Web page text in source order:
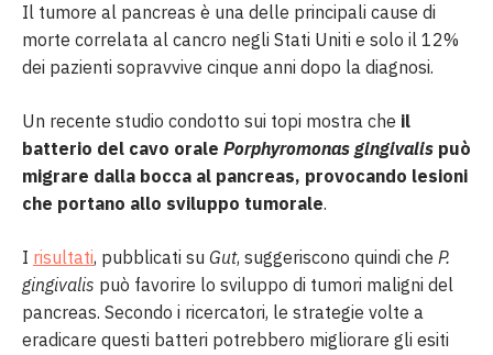
Il tumore al pancreas è una delle principali cause di
morte correlata al cancro negli Stati Uniti e solo il 12%
dei pazienti sopravvive cinque anni dopo la diagnosi.
Un recente studio condotto sui topi mostra che il
batterio del cavo orale Porphyromonas gingivalis può
migrare dalla bocca al pancreas, provocando lesioni
che portano allo sviluppo tumorale.
I risultati, pubblicati su Gut, suggeriscono quindi che P.
gingivalis può favorire lo sviluppo di tumori maligni del
pancreas. Secondo i ricercatori, le strategie volte a
eradicare questi batteri potrebbero migliorare gli esiti